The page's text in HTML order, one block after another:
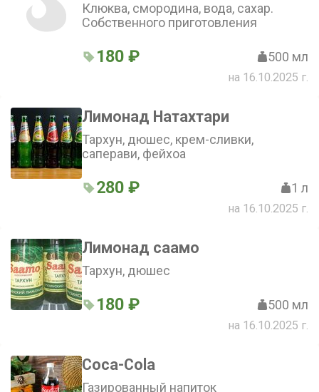
Клюква, смородина, вода, сахар.
Собственного приготовления
180 ₽ 500 мл
на 16.10.2025 г.
Лимонад Натахтари
Тархун, дюшес, крем-сливки,
саперави, фейхоа
280 ₽ 1 л
на 16.10.2025 г.
Лимонад саамо
Тархун, дюшес
180 ₽ 500 мл
на 16.10.2025 г.
Coca-Cola
Газированный напиток